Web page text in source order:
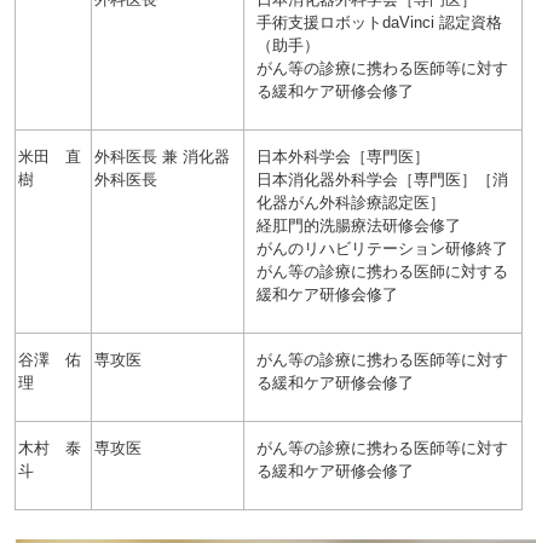
手術支援ロボットdaVinci 認定資格
（助手）
がん等の診療に携わる医師等に対す
る緩和ケア研修会修了
米田 直
樹
外科医長 兼 消化器
外科医長
日本外科学会［専門医］
日本消化器外科学会［専門医］［消
化器がん外科診療認定医］
経肛門的洗腸療法研修会修了
がんのリハビリテーション研修終了
がん等の診療に携わる医師に対する
緩和ケア研修会修了
谷澤 佑
理
専攻医
がん等の診療に携わる医師等に対す
る緩和ケア研修会修了
木村 泰
斗
専攻医
がん等の診療に携わる医師等に対す
る緩和ケア研修会修了